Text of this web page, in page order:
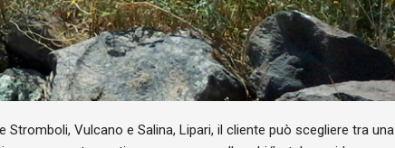
Stromboli, Vulcano e Salina, Lipari, il cliente può scegliere tra una